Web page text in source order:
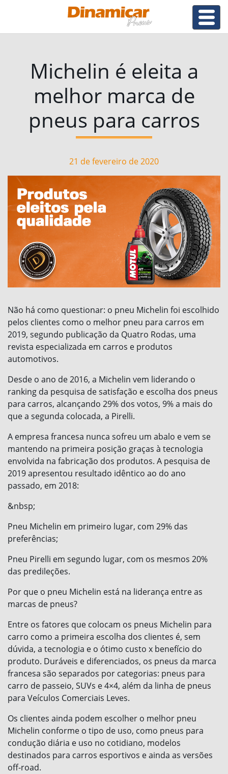
Michelin é eleita a
melhor marca de
pneus para carros
21 de fevereiro de 2020
Não há como questionar: o pneu Michelin foi escolhido
pelos clientes como o melhor pneu para carros em
2019, segundo publicação da Quatro Rodas, uma
revista especializada em carros e produtos
automotivos.
Desde o ano de 2016, a Michelin vem liderando o
ranking da pesquisa de satisfação e escolha dos pneus
para carros, alcançando 29% dos votos, 9% a mais do
que a segunda colocada, a Pirelli.
A empresa francesa nunca sofreu um abalo e vem se
mantendo na primeira posição graças à tecnologia
envolvida na fabricação dos produtos. A pesquisa de
2019 apresentou resultado idêntico ao do ano
passado, em 2018:
&nbsp;
Pneu Michelin em primeiro lugar, com 29% das
preferências;
Pneu Pirelli em segundo lugar, com os mesmos 20%
das predileções.
Por que o pneu Michelin está na liderança entre as
marcas de pneus?
Entre os fatores que colocam os pneus Michelin para
carro como a primeira escolha dos clientes é, sem
dúvida, a tecnologia e o ótimo custo x benefício do
produto. Duráveis e diferenciados, os pneus da marca
francesa são separados por categorias: pneus para
carro de passeio, SUVs e 4×4, além da linha de pneus
para Veículos Comerciais Leves.
Os clientes ainda podem escolher o melhor pneu
Michelin conforme o tipo de uso, como pneus para
condução diária e uso no cotidiano, modelos
destinados para carros esportivos e ainda as versões
off-road.